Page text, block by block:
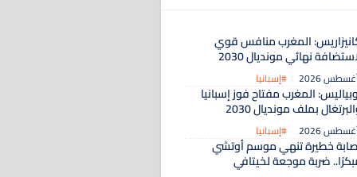
المغرب منافس قوي
نهائي مونديال 2030
#إسبانيا
المغرب مفتاح فوز إسبانيا
بملف مونديال 2030
#إسبانيا
خطيرة تنهي موسم أوتشي
ضربة موجعة لخيتافي